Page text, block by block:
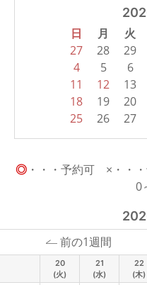
日 月 火
27 28 29
4
5 6
11
12 13
18
19 20
25
26 27
◎ ・・・予約可 ×・・
0
前の1週間
20
(火)
21
(水)
22
(木)